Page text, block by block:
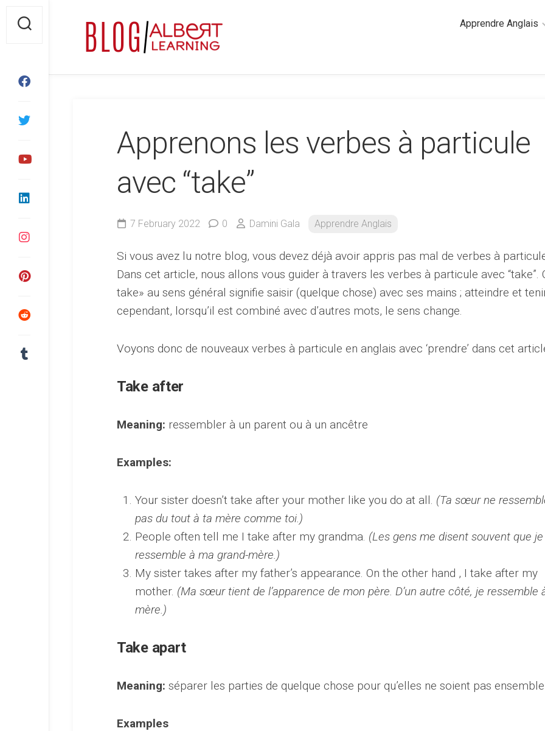
content
Apprendre Anglais
minutes
Grammaire
anglaise
Apprenons les verbes à particule
avec “take”
7 February 2022 0 Damini Gala Apprendre Anglais
Si vous avez lu notre blog, vous devez déjà avoir appris pas mal de verbes à
Dans cet article, nous allons vous guider à travers les verbes à particule avec “take”.
take» au sens général signifie saisir (quelque chose) avec ses mains ; atteindre et
cependant, lorsqu’il est combiné avec d’autres mots, le sens change.
Voyons donc de nouveaux verbes à particule en anglais avec ‘prendre’ dans cet
Take after
Meaning: ressembler à un parent ou à un ancêtre
Examples:
Your sister doesn’t take after your mother like you do at all. (Ta sœur ne
pas du tout à ta mère comme toi.)
People often tell me I take after my grandma. (Les gens me disent souvent que je
ressemble à ma grand-mère.)
My sister takes after my father’s appearance. On the other hand , I take after my
mother. (Ma sœur tient de l’apparence de mon père. D’un autre côté, je ressemble
mère.)
Take apart
Meaning: séparer les parties de quelque chose pour qu’elles ne soient pas ensemble
Examples